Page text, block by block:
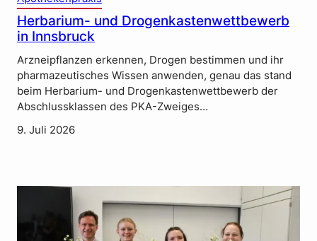
Herbarium- und Drogenkastenwettbewerb
in Innsbruck
Arzneipflanzen erkennen, Drogen bestimmen und ihr
pharmazeutisches Wissen anwenden, genau das stand
beim Herbarium- und Drogenkastenwettbewerb der
Abschlussklassen des PKA-Zweiges…
9. Juli 2026